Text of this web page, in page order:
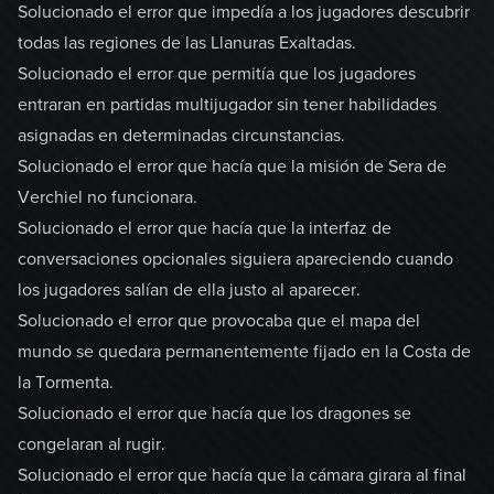
Solucionado el error que impedía a los jugadores descubrir
todas las regiones de las Llanuras Exaltadas.
Solucionado el error que permitía que los jugadores
entraran en partidas multijugador sin tener habilidades
asignadas en determinadas circunstancias.
Solucionado el error que hacía que la misión de Sera de
Verchiel no funcionara.
Solucionado el error que hacía que la interfaz de
conversaciones opcionales siguiera apareciendo cuando
los jugadores salían de ella justo al aparecer.
Solucionado el error que provocaba que el mapa del
mundo se quedara permanentemente fijado en la Costa de
la Tormenta.
Solucionado el error que hacía que los dragones se
congelaran al rugir.
Solucionado el error que hacía que la cámara girara al final